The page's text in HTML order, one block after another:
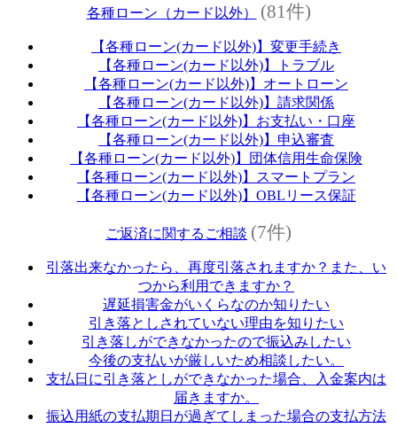
各種ローン（カード以外） (81件)
【各種ローン(カード以外)】変更手続き
【各種ローン(カード以外)】トラブル
【各種ローン(カード以外)】オートローン
【各種ローン(カード以外)】請求関係
【各種ローン(カード以外)】お支払い・口座
【各種ローン(カード以外)】申込審査
【各種ローン(カード以外)】団体信用生命保険
【各種ローン(カード以外)】スマートプラン
【各種ローン(カード以外)】OBLリース保証
ご返済に関するご相談 (7件)
引落出来なかったら、再度引落されますか？また、い
つから利用できますか？
遅延損害金がいくらなのか知りたい
引き落としされていない理由を知りたい
引き落しができなかったので振込みしたい
今後の支払いが厳しいため相談したい。
支払日に引き落としができなかった場合、入金案内は
届きますか。
振込用紙の支払期日が過ぎてしまった場合の支払方法